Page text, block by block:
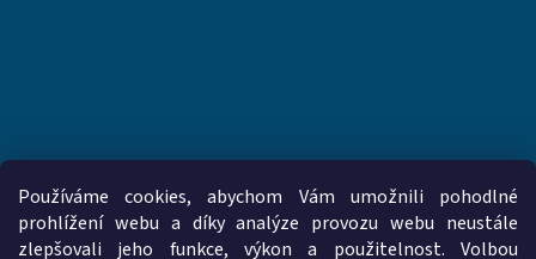
Používáme cookies, abychom Vám umožnili pohodlné
prohlížení webu a díky analýze provozu webu neustále
zlepšovali jeho funkce, výkon a použitelnost. Volbou